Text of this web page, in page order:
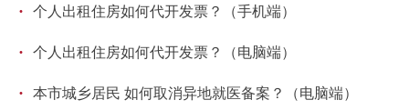
· 个人出租住房如何代开发票？（手机端）
· 个人出租住房如何代开发票？（电脑端）
· 本市城乡居民 如何取消异地就医备案？（电脑端）